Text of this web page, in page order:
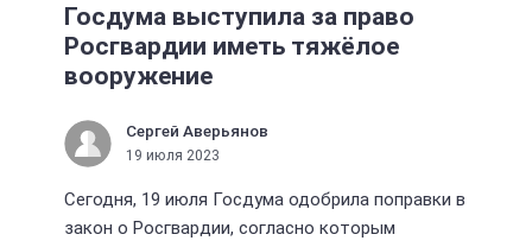
Госдума выступила за право
Росгвардии иметь тяжёлое
вооружение
Сергей Аверьянов
19 июля 2023
Сегодня, 19 июля Госдума одобрила поправки в
закон о Росгвардии, согласно которым